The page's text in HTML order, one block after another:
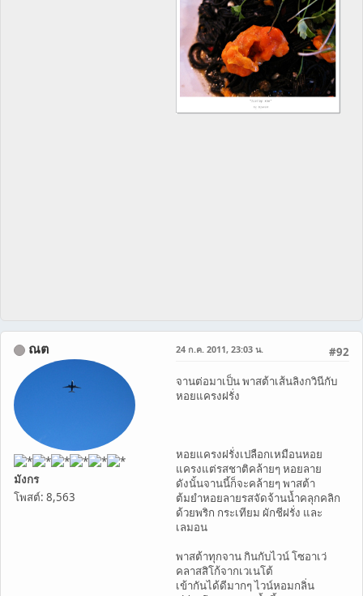
ณต
มังกร
โพสต์: 8,563
#92
24 ก.ค. 2011, 23:03 น.
จานต่อมาเป็น พาสต้าเส้นลิงกวินีกับ
หอยแครงฝรั่ง
หอยแครงฝรั่งเปลือกเหมือนหอย
แครงแต่รสชาติคล้ายๆ หอยลาย
ดังนั้นจานนี้ก็จะคล้ายๆ พาสต้า
ต้มยำหอยลายรสจัดจ้านน้ำคลุกคลิก
ด้วยพริก กระเทียม ผักชีฝรั่ง และ
เลมอน
พาสต้าทุกจาน กินกับไวน์ โซอาเว่
คลาสสิโก้จากเวเนโต้
เข้ากันได้ดีมากๆ ไวน์หอมกลิ่น